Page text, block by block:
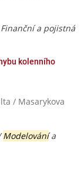
a pojistná
kolenního
/ Masarykova
Modelovánía